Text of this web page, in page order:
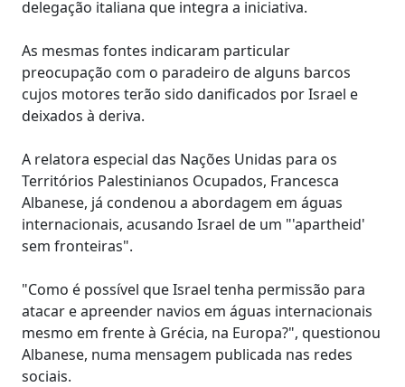
delegação italiana que integra a iniciativa.
As mesmas fontes indicaram particular
preocupação com o paradeiro de alguns barcos
cujos motores terão sido danificados por Israel e
deixados à deriva.
A relatora especial das Nações Unidas para os
Territórios Palestinianos Ocupados, Francesca
Albanese, já condenou a abordagem em águas
internacionais, acusando Israel de um "'apartheid'
sem fronteiras".
"Como é possível que Israel tenha permissão para
atacar e apreender navios em águas internacionais
mesmo em frente à Grécia, na Europa?", questionou
Albanese, numa mensagem publicada nas redes
sociais.